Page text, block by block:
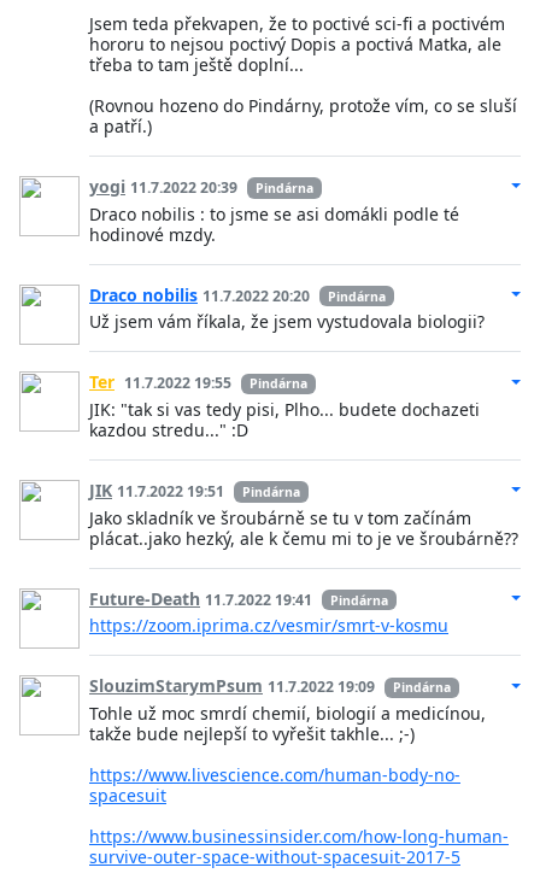
Jsem teda překvapen, že to poctivé sci-fi a poctivém
hororu to nejsou poctivý Dopis a poctivá Matka, ale
třeba to tam ještě doplní...
(Rovnou hozeno do Pindárny, protože vím, co se sluší
a patří.)
yogi 11.7.2022 20:39 Pindárna
Draco nobilis : to jsme se asi domákli podle té
hodinové mzdy.
Draco nobilis 11.7.2022 20:20 Pindárna
Už jsem vám říkala, že jsem vystudovala biologii?
Ter 11.7.2022 19:55 Pindárna
JIK: "tak si vas tedy pisi, Plho... budete dochazeti
kazdou stredu..." :D
JIK 11.7.2022 19:51 Pindárna
Jako skladník ve šroubárně se tu v tom začínám
plácat..jako hezký, ale k čemu mi to je ve šroubárně??
Future-Death 11.7.2022 19:41 Pindárna
https://zoom.iprima.cz/vesmir/smrt-v-kosmu
SlouzimStarymPsum 11.7.2022 19:09 Pindárna
Tohle už moc smrdí chemií, biologií a medicínou,
takže bude nejlepší to vyřešit takhle... ;-)
https://www.livescience.com/human-body-no-
spacesuit
https://www.businessinsider.com/how-long-human-
survive-outer-space-without-spacesuit-2017-5